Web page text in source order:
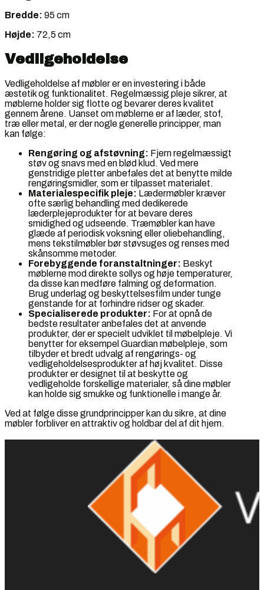
Bredde: 95 cm
Højde: 72,5 cm
Vedligeholdelse
Vedligeholdelse af møbler er en investering i både
æstetik og funktionalitet. Regelmæssig pleje sikrer, at
møblerne holder sig flotte og bevarer deres kvalitet
gennem årene. Uanset om møblerne er af læder, stof,
træ eller metal, er der nogle generelle principper, man
kan følge:
Rengøring og afstøvning: Fjern regelmæssigt
støv og snavs med en blød klud. Ved mere
genstridige pletter anbefales det at benytte milde
rengøringsmidler, som er tilpasset materialet.
Materialespecifik pleje: Lædermøbler kræver
ofte særlig behandling med dedikerede
læderplejeprodukter for at bevare deres
smidighed og udseende. Træmøbler kan have
glæde af periodisk voksning eller oliebehandling,
mens tekstilmøbler bør støvsuges og renses med
skånsomme metoder.
Forebyggende foranstaltninger: Beskyt
møblerne mod direkte sollys og høje temperaturer,
da disse kan medføre falming og deformation.
Brug underlag og beskyttelsesfilm under tunge
genstande for at forhindre ridser og skader.
Specialiserede produkter: For at opnå de
bedste resultater anbefales det at anvende
produkter, der er specielt udviklet til møbelpleje. Vi
benytter for eksempel Guardian møbelpleje, som
tilbyder et bredt udvalg af rengørings- og
vedligeholdelsesprodukter af høj kvalitet. Disse
produkter er designet til at beskytte og
vedligeholde forskellige materialer, så dine møbler
kan holde sig smukke og funktionelle i mange år.
Ved at følge disse grundprincipper kan du sikre, at dine
møbler forbliver en attraktiv og holdbar del af dit hjem.